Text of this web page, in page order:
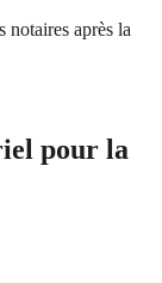
notaires après la
pour la